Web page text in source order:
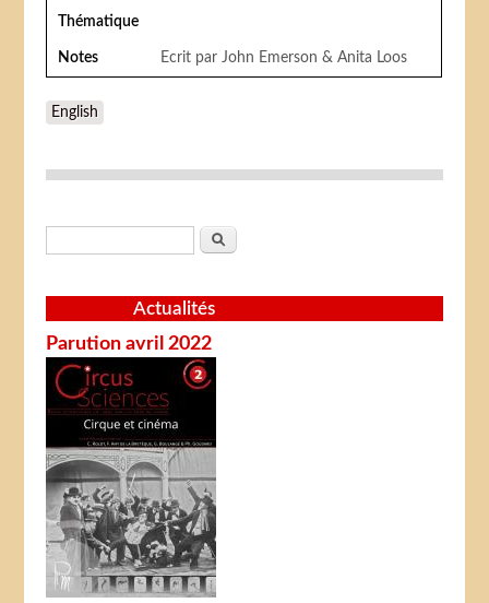
Thématique
Notes Ecrit par John Emerson & Anita Loos
English
Formulaire de recherche
Rechercher
Actualités
Parution avril 2022